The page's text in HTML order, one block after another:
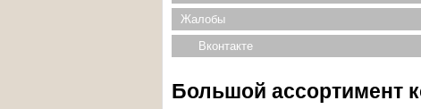
Жалобы
Вконтакте
Большой ассортимент